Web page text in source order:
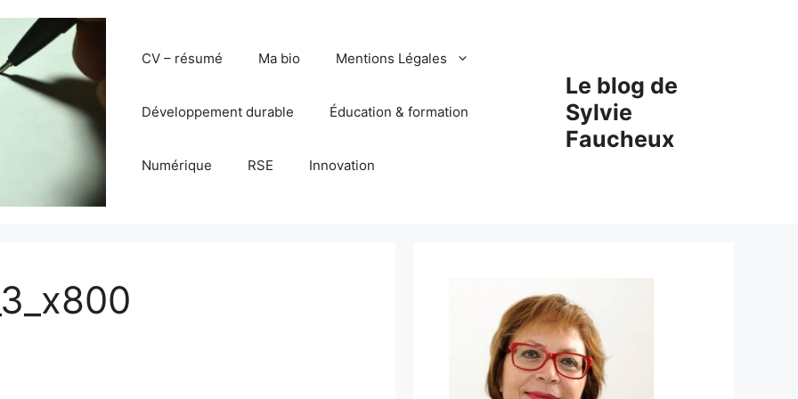
Le blog de
Sylvie
Faucheux
CV – résumé Ma bio Mentions Légales
Développement durable Éducation & formation
Numérique RSE Innovation